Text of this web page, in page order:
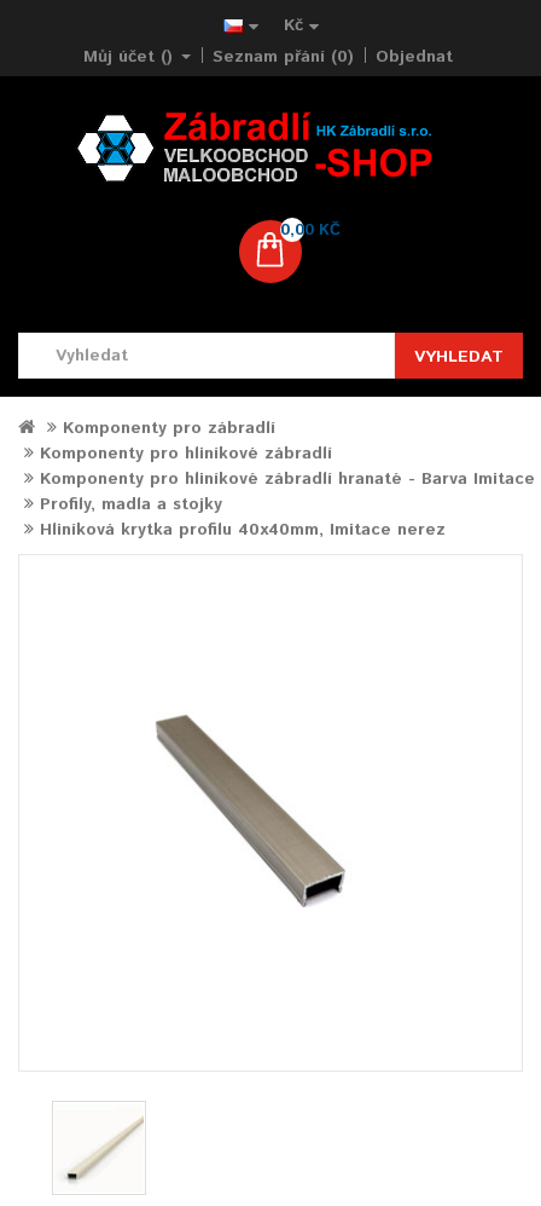
Kč
Můj účet ()
Seznam přání (0) Objednat
0,00 KČ
VYHLEDAT
Komponenty pro zábradlí
Komponenty pro hliníkové zábradlí
Komponenty pro hliníkové zábradlí hranaté - Barva Imitace
Profily, madla a stojky
Hliníková krytka profilu 40x40mm, Imitace nerez